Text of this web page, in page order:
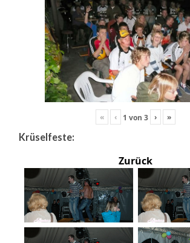
« ‹ 1 von 3 › »
Krüselfeste:
Zurück